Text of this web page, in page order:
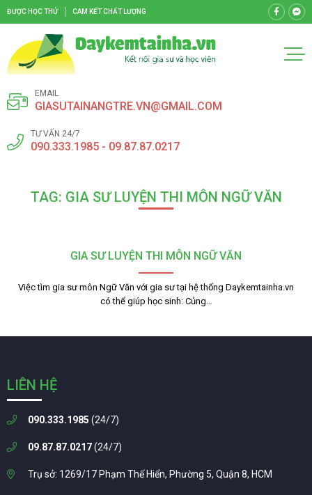
ĐƯỢC HỌC THỬ CAM KẾT CHẤT LƯỢNG
EMAIL
GIASUTAINANGTRE.VN@GMAIL.COM
TƯ VẤN 24/7
090.333.1985 - 09.87.87.0217
TAG: GIA SƯ LUYỆN THI MÔN NGỮ VĂN
GIA SƯ LUYỆN THI MÔN NGỮ VĂN
Việc tìm gia sư môn Ngữ Văn với gia sư tại hệ thống Daykemtainha.vn
có thể giúp học sinh: Củng…
LIÊN HỆ
090.333.1985 (24/7)
09.87.87.0217(24/7)
Trụ sở: 1269/17 Phạm Thế Hiển, Phường 5, Quận 8, HCM